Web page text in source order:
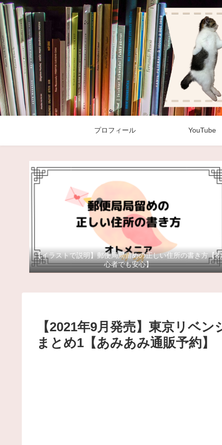
プロフィール YouTube
【イラストで説明】郵便局局留めの正しい住所の書き方【初
心者でも安心】
【2021年9月発売】東京リベ
まとめ1【あみあみ通販予約】